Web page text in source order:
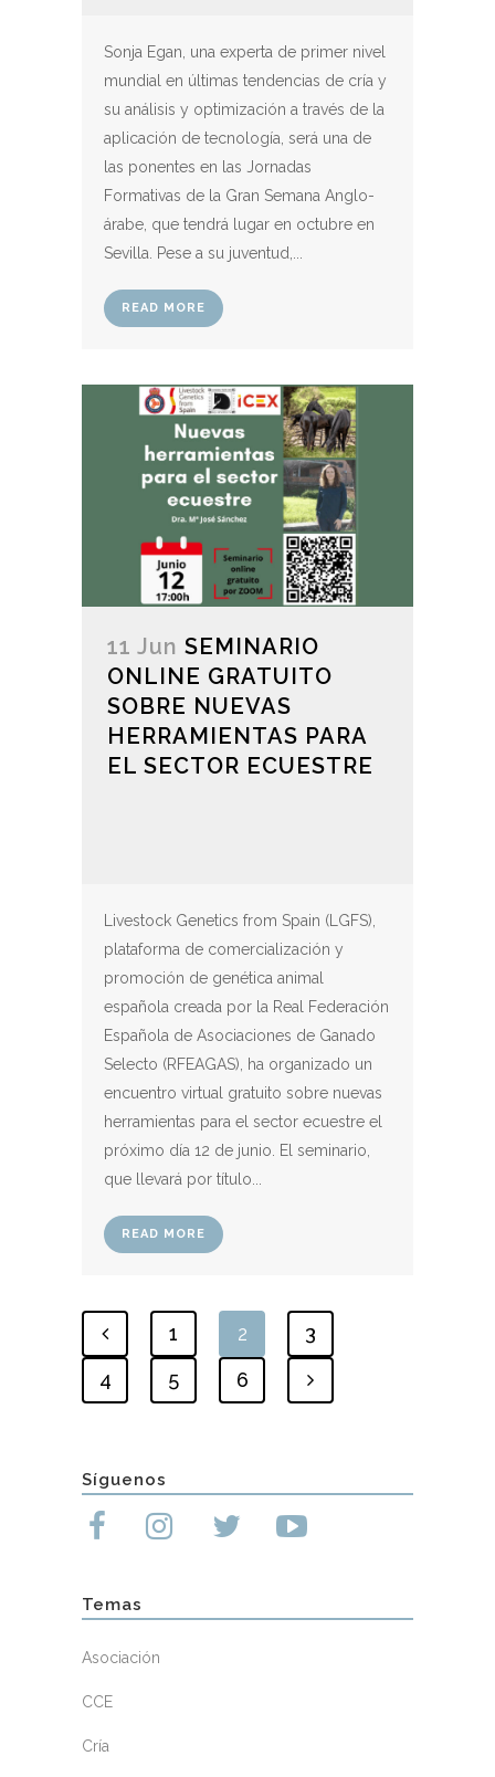
Sonja Egan, una experta de primer nivel
mundial en últimas tendencias de cría y
su análisis y optimización a través de la
aplicación de tecnología, será una de
las ponentes en las Jornadas
Formativas de la Gran Semana Anglo-
árabe, que tendrá lugar en octubre en
Sevilla. Pese a su juventud,...
READ MORE
11 Jun SEMINARIO
ONLINE GRATUITO
SOBRE NUEVAS
HERRAMIENTAS PARA
EL SECTOR ECUESTRE
Livestock Genetics from Spain (LGFS),
plataforma de comercialización y
promoción de genética animal
española creada por la Real Federación
Española de Asociaciones de Ganado
Selecto (RFEAGAS), ha organizado un
encuentro virtual gratuito sobre nuevas
herramientas para el sector ecuestre el
próximo día 12 de junio. El seminario,
que llevará por título...
READ MORE
1 2
3
4
5 6
Síguenos
Temas
Asociación
CCE
Cría